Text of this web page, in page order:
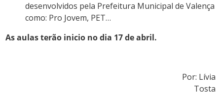
desenvolvidos pela Prefeitura Municipal de Valença
como: Pro Jovem, PET…
As aulas terão inicio no dia 17 de abril.
Por: Lívia
Tosta